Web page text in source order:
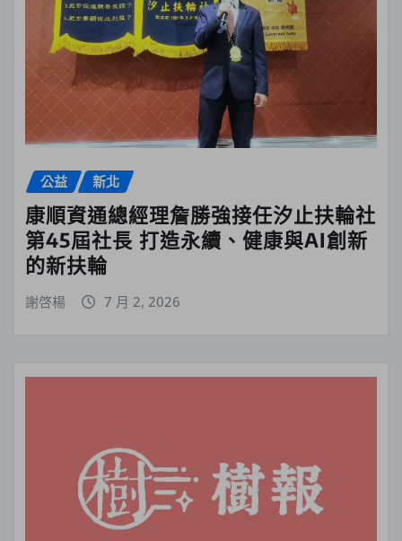
公益 新北
康順資通總經理詹勝強接任汐止扶輪社
第45屆社長 打造永續、健康與AI創新
的新扶輪
謝啓楊 7 月 2, 2026